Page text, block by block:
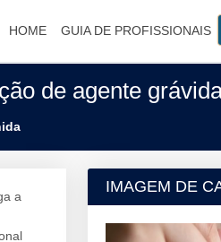
HOME GUIA DE PROFISSIONAIS
de agente
a
IMAGEM DE